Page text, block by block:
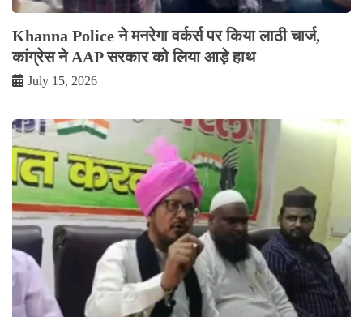
Khanna Police ने मनरेगा वर्कर्स पर किया लाठी चार्ज,
कांग्रेस ने AAP सरकार को लिया आड़े हाथ
July 15, 2026